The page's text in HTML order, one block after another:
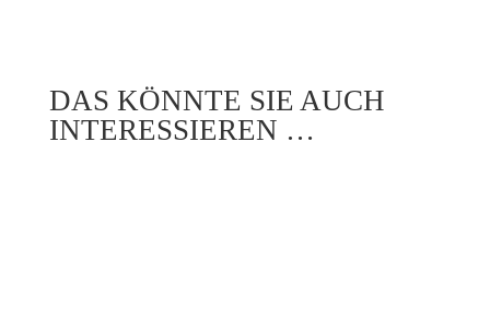
DAS KÖNNTE SIE AUCH
INTERESSIEREN …